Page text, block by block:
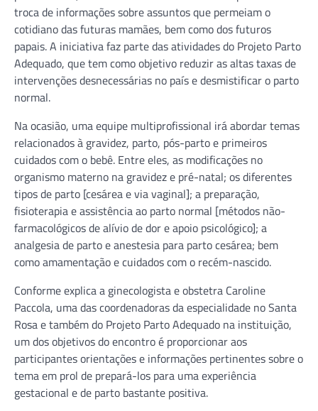
troca de informações sobre assuntos que permeiam o
cotidiano das futuras mamães, bem como dos futuros
papais. A iniciativa faz parte das atividades do Projeto Parto
Adequado, que tem como objetivo reduzir as altas taxas de
intervenções desnecessárias no país e desmistificar o parto
normal.
Na ocasião, uma equipe multiprofissional irá abordar temas
relacionados à gravidez, parto, pós-parto e primeiros
cuidados com o bebê. Entre eles, as modificações no
organismo materno na gravidez e pré-natal; os diferentes
tipos de parto [cesárea e via vaginal]; a preparação,
fisioterapia e assistência ao parto normal [métodos não-
farmacológicos de alívio de dor e apoio psicológico]; a
analgesia de parto e anestesia para parto cesárea; bem
como amamentação e cuidados com o recém-nascido.
Conforme explica a ginecologista e obstetra Caroline
Paccola, uma das coordenadoras da especialidade no Santa
Rosa e também do Projeto Parto Adequado na instituição,
um dos objetivos do encontro é proporcionar aos
participantes orientações e informações pertinentes sobre o
tema em prol de prepará-los para uma experiência
gestacional e de parto bastante positiva.